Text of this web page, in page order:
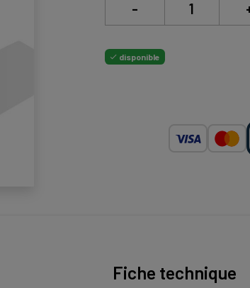
-
 disponible
Fiche technique